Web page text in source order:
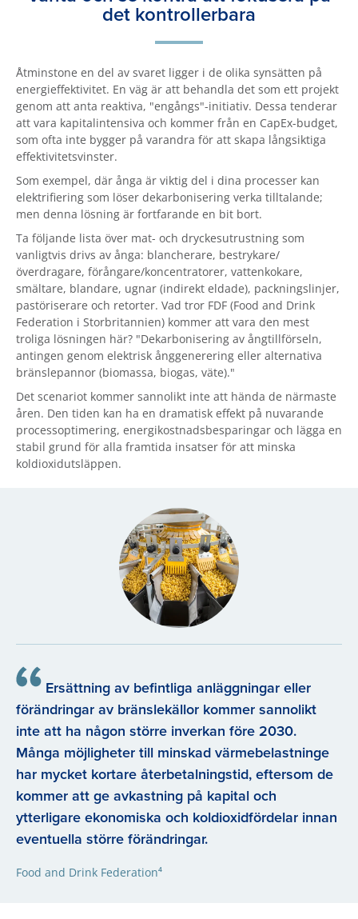
det kontrollerbara
Åtminstone en del av svaret ligger i de olika synsätten på
energieffektivitet. En väg är att behandla det som ett projekt
genom att anta reaktiva, "engångs"-initiativ. Dessa tenderar
att vara kapitalintensiva och kommer från en CapEx-budget,
som ofta inte bygger på varandra för att skapa långsiktiga
effektivitetsvinster.
Som exempel, där ånga är viktig del i dina processer kan
elektrifiering som löser dekarbonisering verka tilltalande;
men denna lösning är fortfarande en bit bort.
Ta följande lista över mat- och dryckesutrustning som
vanligtvis drivs av ånga: blancherare, bestrykare/
överdragare, förångare/koncentratorer, vattenkokare,
smältare, blandare, ugnar (indirekt eldade), packningslinjer,
pastöriserare och retorter. Vad tror FDF (Food and Drink
Federation i Storbritannien) kommer att vara den mest
troliga lösningen här? "Dekarbonisering av ångtillförseln,
antingen genom elektrisk ånggenerering eller alternativa
bränslepannor (biomassa, biogas, väte)."
Det scenariot kommer sannolikt inte att hända de närmaste
åren. Den tiden kan ha en dramatisk effekt på nuvarande
processoptimering, energikostnadsbesparingar och lägga en
stabil grund för alla framtida insatser för att minska
koldioxidutsläppen.
Ersättning av befintliga anläggningar eller
förändringar av bränslekällor kommer sannolikt
inte att ha någon större inverkan före 2030.
Många möjligheter till minskad värmebelastninge
har mycket kortare återbetalningstid, eftersom de
kommer att ge avkastning på kapital och
ytterligare ekonomiska och koldioxidfördelar innan
eventuella större förändringar.
Food and Drink Federation⁴